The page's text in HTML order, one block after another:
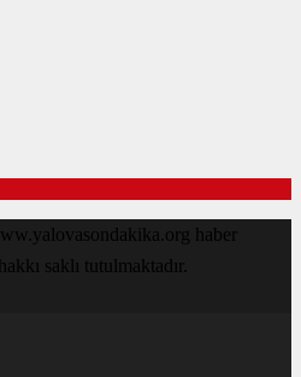
haber
saklı tutulmaktadır.